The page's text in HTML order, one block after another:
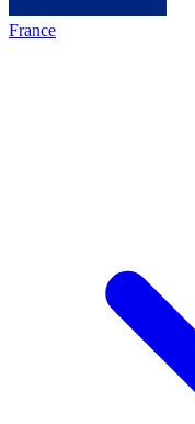
France